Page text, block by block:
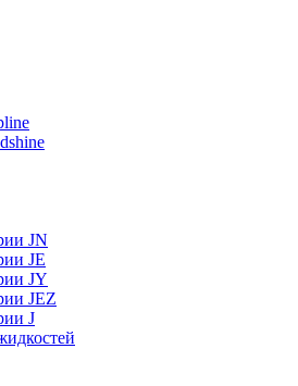
JN
JE
JY
JEZ
J